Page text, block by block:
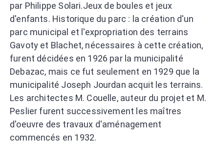
par Philippe Solari.Jeux de boules et jeux
d'enfants. Historique du parc : la création d'un
parc municipal et l'expropriation des terrains
Gavoty et Blachet, nécessaires à cette création,
furent décidées en 1926 par la municipalité
Debazac, mais ce fut seulement en 1929 que la
municipalité Joseph Jourdan acquit les terrains.
Les architectes M. Couelle, auteur du projet et M.
Peslier furent successivement les maîtres
d'oeuvre des travaux d'aménagement
commencés en 1932.